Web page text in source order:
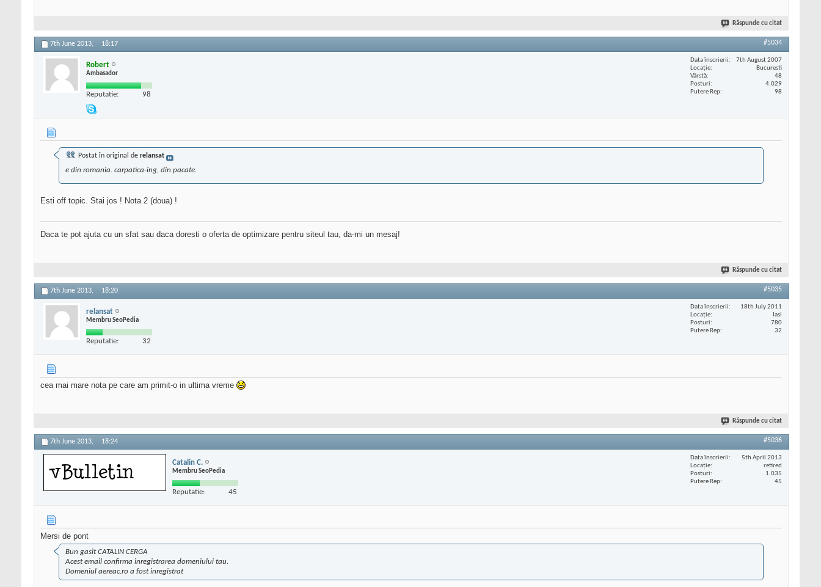
Răspunde cu citat
7th June 2013, 18:17 #5034
Robert
Ambasador
Reputatie: 98
Data înscrierii
7th August 2007
Locaţie
Bucuresti
Vârstă
48
Posturi
4.029
Putere Rep
98
Postat în original de relansat
e din romania. carpatica-ing, din pacate.
Esti off topic. Stai jos ! Nota 2 (doua) !
Daca te pot ajuta cu un sfat sau daca doresti o oferta de optimizare pentru siteul tau, da-mi un mesaj!
Răspunde cu citat
7th June 2013, 18:20 #5035
relansat
Membru SeoPedia
Reputatie: 32
Data înscrierii
18th July 2011
Locaţie
Iasi
Posturi
780
Putere Rep
32
cea mai mare nota pe care am primit-o in ultima vreme
Răspunde cu citat
7th June 2013, 18:24 #5036
Catalin C.
Membru SeoPedia
Reputatie: 45
Data înscrierii
5th April 2013
Locaţie
retired
Posturi
1.035
Putere Rep
45
Mersi de pont
Bun gasit CATALIN CERGA
Acest email confirma inregistrarea domeniului tau.
Domeniul aereac.ro a fost inregistrat